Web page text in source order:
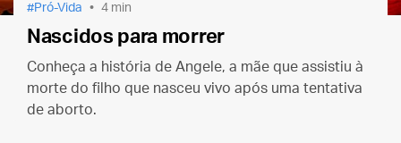
Pró-Vida 4 min
Nascidos para morrer
Conheça a história de Angele, a mãe que assistiu à
morte do filho que nasceu vivo após uma tentativa
de aborto.